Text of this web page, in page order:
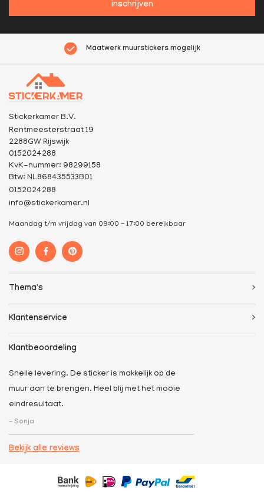
inschrijven
Maatwerk muurstickers mogelijk
Stickerkamer B.V.
Rentmeesterstraat 19
2288GW Rijswijk
0152024288
KvK-nummer: 98299158
Btw: NL868435533B01
0152024288
info@stickerkamer.nl
Maandag t/m vrijdag van 09:00 - 17:00 bereikbaar
Thema's
Klantenservice
Klantbeoordeling
Snelle levering. De sticker is makkelijk op de
muur aan te brengen. Heel blij met het mooie
eindresultaat.
- Sonja
Bekijk alle reviews